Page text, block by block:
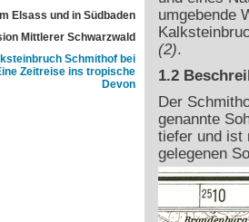
Elsass und in Südbaden
Mittlerer Schwarzwald
Schmithof bei
Zeitreise ins tropische
Devon
umgebende
(2).
1.2
Der
genannte
tiefer und ist
gelegenen